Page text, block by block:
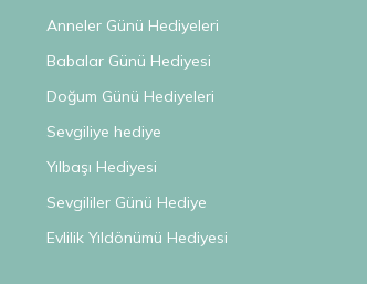
Anneler Günü Hediyeleri
Babalar Günü Hediyesi
Doğum Günü Hediyeleri
Sevgiliye hediye
Yılbaşı Hediyesi
Sevgililer Günü Hediye
Evlilik Yıldönümü Hediyesi